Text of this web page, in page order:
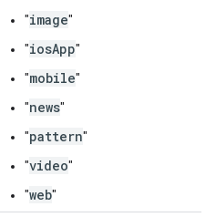
"image"
"iosApp"
"mobile"
"news"
"pattern"
"video"
"web"